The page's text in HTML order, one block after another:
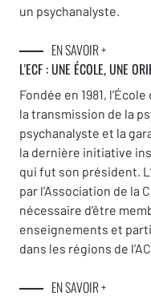
un psychanalyste.
EN SAVOIR +
L'ECF : UNE ÉCOLE, UNE
Fondée en 1981,
la transmission de la
psychanalyste et la
la dernière initiative
qui fut son président.
par l’Association de la
nécessaire d’être
enseignements et
dans les régions de
EN SAVOIR +